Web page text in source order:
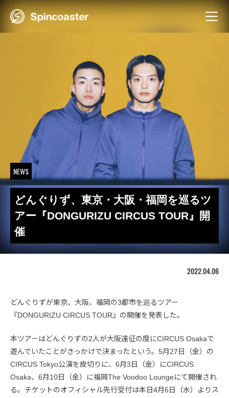
Skip
NEWS
どんぐりず、東京・大阪・福岡を巡るツ
アー『DONGURIZU CIRCUS TOUR』開
催
2022.04.06
どんぐりずが東京、大阪、福岡の3都市を巡るツアー
『DONGURIZU CIRCUS TOUR』の開催を発表した。
本ツアーはどんぐりずの2人が大阪遠征の度にCIRCUS Osakaで
遊んでいたことがきっかけで決まったという。5月27日（金）の
CIRCUS Tokyo公演を皮切りに、6月3日（金）にCIRCUS
Osaka、6月10日（金）に福岡The Voodoo Loungeにて開催され
る。チケットのオフィシャル先行受付は本日4月6日（水）よりス